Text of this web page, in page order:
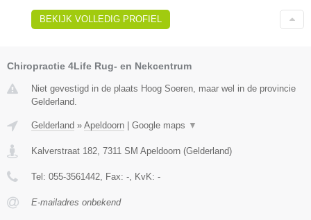
BEKIJK VOLLEDIG PROFIEL
Chiropractie 4Life Rug- en Nekcentrum
Niet gevestigd in de plaats Hoog Soeren, maar wel in de provincie
Gelderland.
Gelderland » Apeldoorn Google maps ▼
Kalverstraat 182 7311 SM Apeldoorn (Gelderland)
Tel: 055-3561442 , Fax: - , KvK: -
E-mailadres onbekend